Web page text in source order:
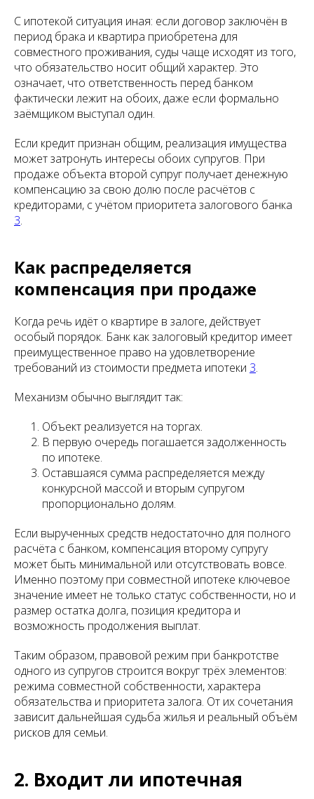
С ипотекой ситуация иная: если договор заключён в
период брака и квартира приобретена для
совместного проживания, суды чаще исходят из того,
что обязательство носит общий характер. Это
означает, что ответственность перед банком
фактически лежит на обоих, даже если формально
заёмщиком выступал один.
Если кредит признан общим, реализация имущества
может затронуть интересы обоих супругов. При
продаже объекта второй супруг получает денежную
компенсацию за свою долю после расчётов с
кредиторами, с учётом приоритета залогового банка
3.
Как распределяется
компенсация при продаже
Когда речь идёт о квартире в залоге, действует
особый порядок. Банк как залоговый кредитор имеет
преимущественное право на удовлетворение
требований из стоимости предмета ипотеки 3.
Механизм обычно выглядит так:
Объект реализуется на торгах.
В первую очередь погашается задолженность
по ипотеке.
Оставшаяся сумма распределяется между
конкурсной массой и вторым супругом
пропорционально долям.
Если вырученных средств недостаточно для полного
расчёта с банком, компенсация второму супругу
может быть минимальной или отсутствовать вовсе.
Именно поэтому при совместной ипотеке ключевое
значение имеет не только статус собственности, но и
размер остатка долга, позиция кредитора и
возможность продолжения выплат.
Таким образом, правовой режим при банкротстве
одного из супругов строится вокруг трёх элементов:
режима совместной собственности, характера
обязательства и приоритета залога. От их сочетания
зависит дальнейшая судьба жилья и реальный объём
рисков для семьи.
2. Входит ли ипотечная